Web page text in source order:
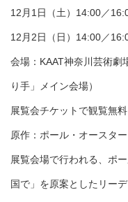
12月1日（土）14:00／
12月2日（日）14:00／
会場：KAAT神奈川芸術
り手」メイン会場）
展覧会チケットで観覧無
原作：ポール・オースタ
展覧会場で行われる、ポ
国で」を原案としたリー